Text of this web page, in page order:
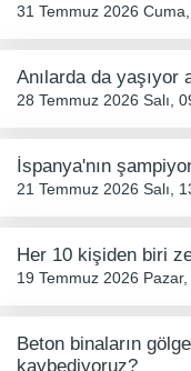
31 Temmuz 2026
Anılarda da yaşıyor
28 Temmuz 2026 Salı,
İspanya'nın
21 Temmuz 2026 Salı,
Her 10 kişiden biri
19 Temmuz 2026
Beton binaların
kaybediyoruz?